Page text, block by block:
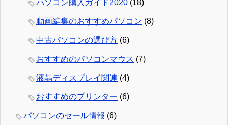
パソコン購入ガイド2020 (18)
動画編集のおすすめパソコン (8)
中古パソコンの選び方 (6)
おすすめのパソコンマウス (7)
液晶ディスプレイ関連 (4)
おすすめのプリンター (6)
パソコンのセール情報 (6)